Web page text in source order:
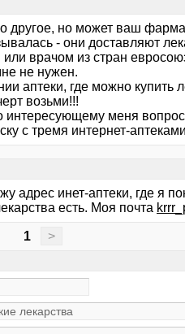
другое, но может ваш
- они доставляют
врачом из стран
не нужен.
аптеки, где можно купить
возьми!!!
интересующему меня
с тремя интернет-
адрес инет-аптеки, где я
есть. Моя почта
1 >